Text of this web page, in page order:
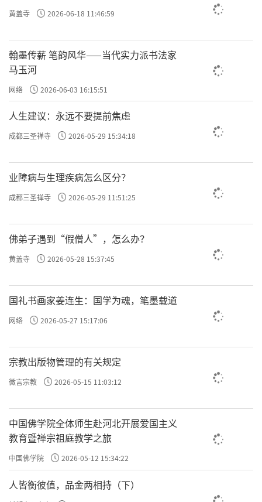
1934年4月，中共福州中心市委代理书记陈
党组织与上级的联系中断。为加强对闽东苏区
的统一领导，同年6月，中共福安中心县委和连
江中心县委举行联席会议，成立了中共闽东临
时特委。中共闽中特委的成立，使闽东革命斗
争有了一个统一的领导核心。
军独立团和第十三独立团之外，又建立了三支
海上游击队及第十独立团。1934年8月，中国工
第十三团、罗源赤卫队合力攻下罗源县城，打
通了宁德、连江等地小游击区间的联系，并与
闽东党组织集中力量创建主力红军。在种种条
件具备的情况下，1934年9月底，以闽东的红军
第二独立团、第十三独立团以及先遣队留下的
部分骨干为基础，闽东红军独立师在宁德支提
寺正式创立，师长冯品泰、副师长赖金彪，政
委叶飞。全师下辖三个团、两个独立营、一个
特务连，共1600余人，940余枪。从此，闽东苏
区有了一支特委直接领导的主力红军队伍。此
后，闽东红军独立师投入到保卫土地革命胜利
果实的战斗中，在闽东宁德、福安、古田、屏
南、罗源等地转战，歼灭反动势力。
黄盖寺 2026-06-18 11:46:59
翰墨传薪 笔韵风华——当代实力派书法家
马玉河
网络 2026-06-03 16:15:51
人生建议：永远不要提前焦虑
成都三圣禅寺 2026-05-29 15:34:18
业障病与生理疾病怎么区分？
成都三圣禅寺 2026-05-29 11:51:25
佛弟子遇到“假僧人”，怎么办？
黄盖寺 2026-05-28 15:37:45
国礼书画家姜连生：国学为魂，笔墨载道
网络 2026-05-27 15:17:06
宗教出版物管理的有关规定
微言宗教 2026-05-15 11:03:12
中国佛学院全体师生赴河北开展爱国主义
教育暨禅宗祖庭教学之旅
中国佛学院 2026-05-12 15:34:22
人皆衡彼值，品金两相持（下）